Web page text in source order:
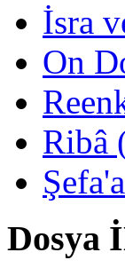
İsra
On
Ribâ
Dosya